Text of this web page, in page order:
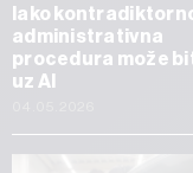
Iako
administrativna
procedura može
uz AI